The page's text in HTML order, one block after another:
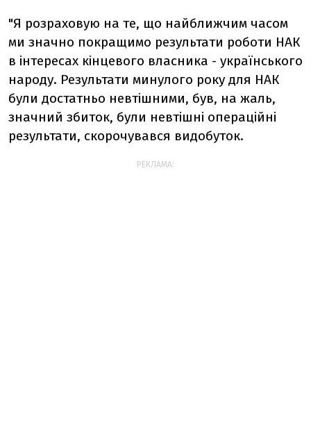
"Я розраховую на те, що найближчим часом
ми значно покращимо результати роботи НАК
в інтересах кінцевого власника - українського
народу. Результати минулого року для НАК
були достатньо невтішними, був, на жаль,
значний збиток, були невтішні операційні
результати, скорочувався видобуток.
РЕКЛАМА: